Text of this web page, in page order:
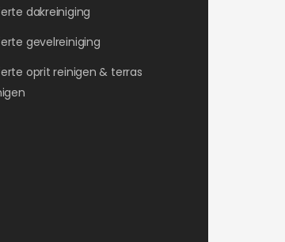
dakreiniging
gevelreiniging
oprit reinigen & terras